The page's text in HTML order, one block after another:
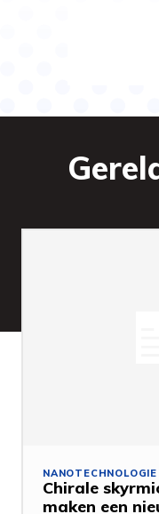
NANOTECHNOLOGIE
Chirale
maken een